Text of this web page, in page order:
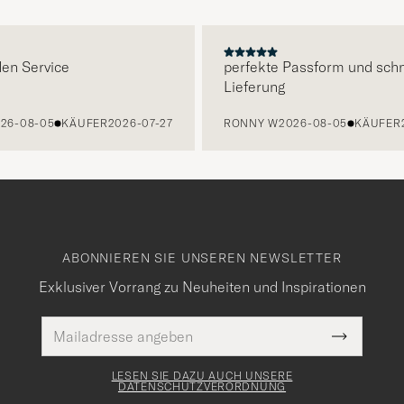
05 KÄUFER2026-07-27
perfekte Passform und
Lieferung
RONNY W2026-08-05 KÄUFER
ABONNIEREN SIE UNSEREN NEWSLETTER
Exklusiver Vorrang zu Neuheiten und Inspirationen
Mail
Adresse
Pflichtfeld
Submit
Newsletter
LESEN SIE DAZU AUCH UNSERE
DATENSCHUTZVERORDNUNG